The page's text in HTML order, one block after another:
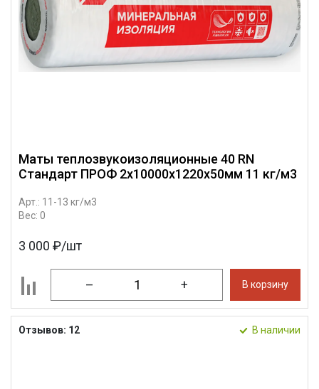
Маты теплозвукоизоляционные 40 RN
Стандарт ПРОФ 2х10000х1220х50мм 11 кг/м3
Арт.: 11-13 кг/м3
Вес: 0
3 000 ₽/шт
– + В корзину
Отзывов: 12 В наличии